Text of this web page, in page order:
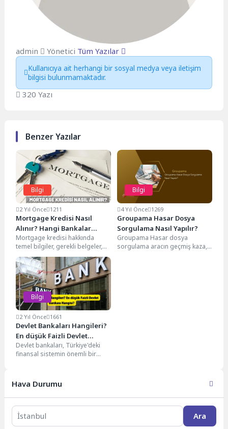
admin Yönetici Tüm Yazılar
Kullanıcıya ait herhangi bir sosyal medya veya iletişim
bilgisi bulunmamaktadır.
320 Yazı
Benzer Yazılar
Bilgi
2 Yıl Önce 1211
Mortgage Kredisi Nasıl
Alınır? Hangi Bankalar
Veriyor?
Mortgage kredisi hakkında
temel bilgiler, gerekli belgeler,
başvuru süreci ve dikkat
edilmesi gereken noktalar
hakkında...
Bilgi
4 Yıl Önce 1269
Groupama Hasar Dosya
Sorgulama Nasıl Yapılır?
Groupama Hasar dosya
sorgulama aracın geçmiş kaza,
Bilgi
2 Yıl Önce 1661
Devlet Bankaları Hangileri?
En düşük Faizli Devlet
Bankası Hangisi?
Devlet bankaları, Türkiye'deki
finansal sistemin önemli bir
hakkında...
Hava Durumu
Ara